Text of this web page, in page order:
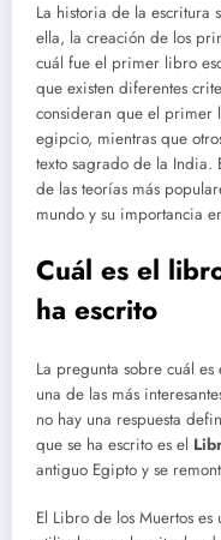
La historia de la escritura
ella, la creación de los
cuál fue el primer libro
que existen diferentes
consideran que el primer
egipcio, mientras que
texto sagrado de la India.
de las teorías más
mundo y su importancia
Cuál es el
ha escrito
La pregunta sobre cuál
una de las más
no hay una respuesta
que se ha escrito es el
antiguo Egipto y se
El Libro de los Muertos